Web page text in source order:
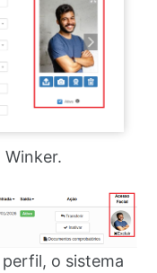
o sistema